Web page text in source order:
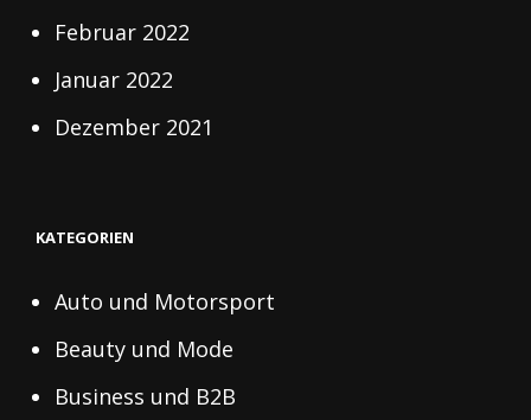
Februar 2022
Januar 2022
Dezember 2021
KATEGORIEN
Auto und Motorsport
Beauty und Mode
Business und B2B